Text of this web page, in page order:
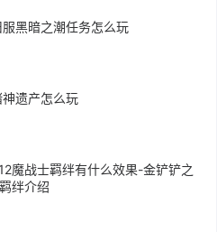
黑暗之潮任务怎么玩
遗产怎么玩
魔战士羁绊有什么效果-金铲铲之
绊介绍